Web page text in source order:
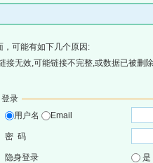
可能有如下几个原因:
接无效,可能链接不完整,或数据已被删
登录
用户名
Email
密 码
隐身登录